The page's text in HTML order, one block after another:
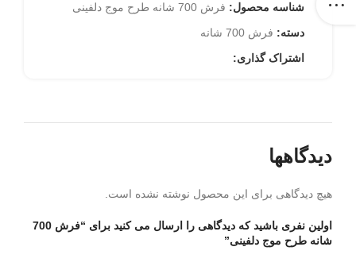
شناسه محصول: فرش 700 شانه طرح موج دلفینی
دسته: فرش 700 شانه
اشتراک گذاری:
دیدگاهها
هیچ دیدگاهی برای این محصول نوشته نشده است.
اولین نفری باشید که دیدگاهی را ارسال می کنید برای “فرش 700
شانه طرح موج دلفینی”